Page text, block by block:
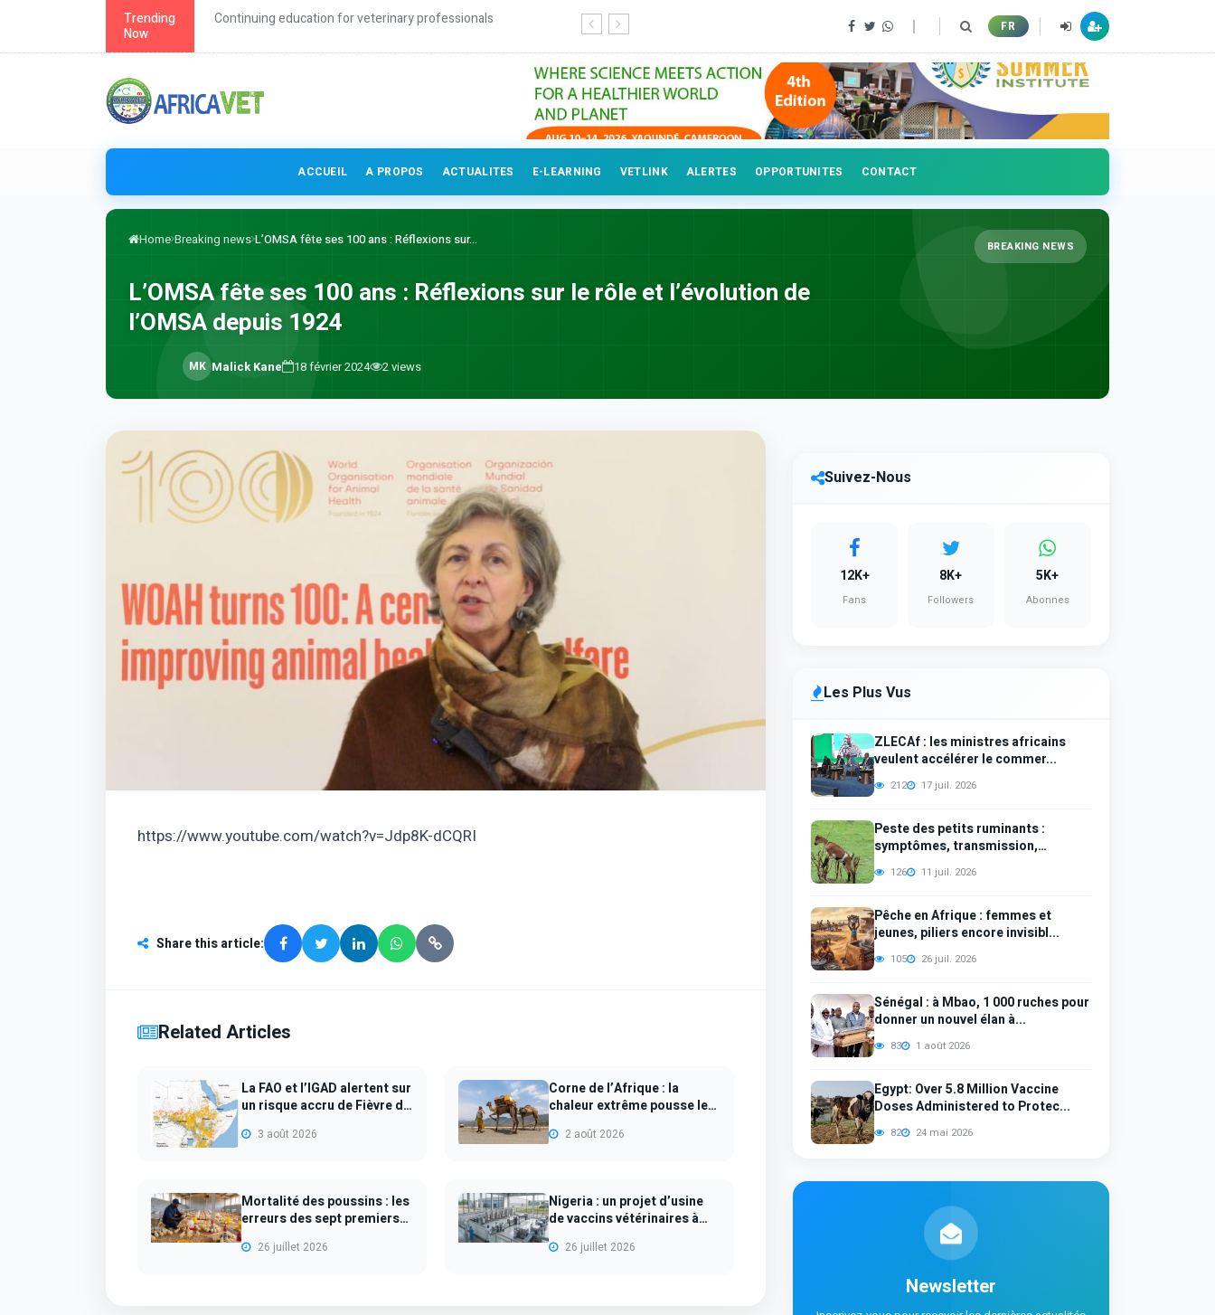
Trending
Now
Continuing education for veterinary professionals FR
ACCUEIL A PROPOS ACTUALITES E-LEARNING VETLINK ALERTES OPPORTUNITES CONTACT
Home Breaking news L’OMSA fête ses 100 ans : Réflexions sur... BREAKING NEWS
L’OMSA fête ses 100 ans : Réflexions sur le rôle et l’évolution de
l’OMSA depuis 1924
MK Malick Kane 18 février 2024 2views
https://www.youtube.com/watch?v=Jdp8K-dCQRI
Share this article:
Related Articles
La FAO et l’IGAD alertent sur
un risque accru de Fièvre de
3 août 2026
Corne de l’Afrique : la
chaleur extrême pousse les
2 août 2026
Mortalité des poussins : les
erreurs des sept premiers
26 juillet 2026
Nigeria : un projet d’usine
de vaccins vétérinaires à
26 juillet 2026
Suivez-Nous
12K+
Fans
8K+
Followers
5K+
Abonnes
Les Plus Vus
ZLECAf : les ministres africains
veulent accélérer le commer...
212 17 juil. 2026
Peste des petits ruminants :
symptômes, transmission,
diagno...
126 11 juil. 2026
Pêche en Afrique : femmes et
jeunes, piliers encore invisibl...
105 26 juil. 2026
Sénégal : à Mbao, 1 000 ruches pour
donner un nouvel élan à...
83 1 août 2026
Egypt: Over 5.8 Million Vaccine
Doses Administered to Protec...
82 24 mai 2026
Newsletter